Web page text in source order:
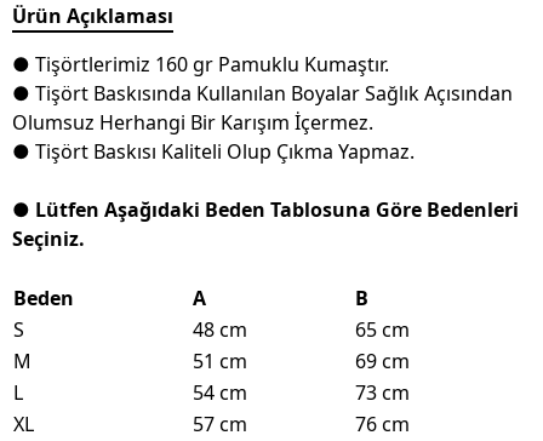
Ürün Açıklaması
● Tişörtlerimiz 160 gr Pamuklu Kumaştır.
● Tişört Baskısında Kullanılan Boyalar Sağlık Açısından
Olumsuz Herhangi Bir Karışım İçermez.
● Tişört Baskısı Kaliteli Olup Çıkma Yapmaz.
● Lütfen Aşağıdaki Beden Tablosuna Göre Bedenleri
Seçiniz.
Beden A
B
S
48 cm
65 cm
M
51 cm
69 cm
L
54 cm
73 cm
XL
57 cm
76 cm